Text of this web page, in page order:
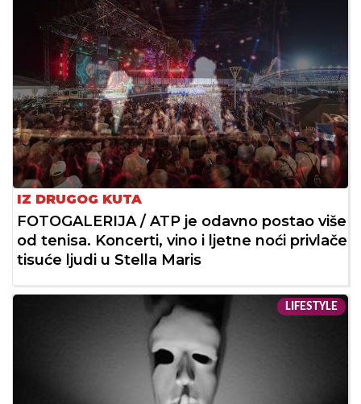
IZ DRUGOG KUTA
FOTOGALERIJA / ATP je odavno postao više
od tenisa. Koncerti, vino i ljetne noći privlače
tisuće ljudi u Stella Maris
LIFESTYLE